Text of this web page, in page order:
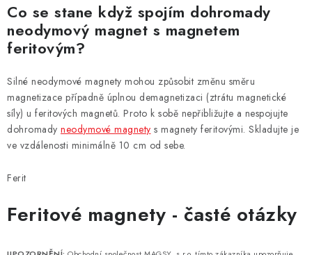
Co se stane když spojím dohromady
neodymový magnet s magnetem
feritovým?
Silné neodymové magnety mohou způsobit změnu směru
magnetizace případně úplnou demagnetizaci (ztrátu magnetické
síly) u feritových magnetů. Proto k sobě nepřibližujte a nespojujte
dohromady neodymové magnety s magnety feritovými. Skladujte je
ve vzdálenosti minimálně 10 cm od sebe.
Ferit
Feritové magnety - časté otázky